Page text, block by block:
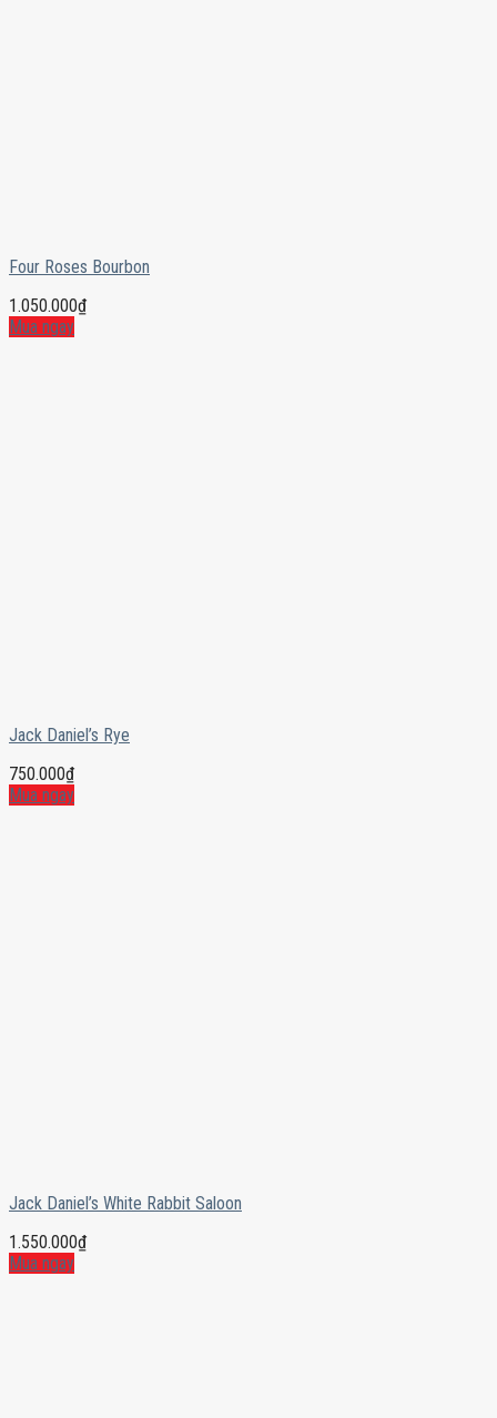
Four Roses Bourbon
1.050.000₫
Mua ngay
Jack Daniel’s Rye
750.000₫
Mua ngay
Jack Daniel’s White Rabbit Saloon
1.550.000₫
Mua ngay